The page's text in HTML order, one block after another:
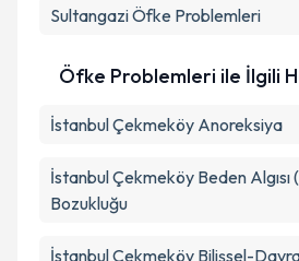
SultangaziÖfke Problemleri
Öfke Problemleri ile İlgili
İstanbul Çekmeköy Anoreksiya
İstanbul Çekmeköy Beden
Bozukluğu
İstanbul Çekmeköy Bilişsel-